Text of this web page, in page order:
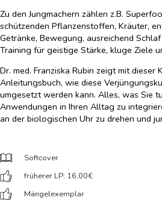
Zu den Jungmachern zählen z.B.
schützenden Pflanzenstoffen, Kräuter,
Getränke, Bewegung, ausreichend
Training für geistige Stärke, kluge Ziele
Dr. med. Franziska Rubin zeigt mit dieser
Anleitungsbuch, wie diese
umgesetzt werden kann. Alles, was Sie
Anwendungen in Ihren Alltag zu
an der biologischen Uhr zu drehen und
Softcover
früherer LP: 16,00€
Mängelexemplar